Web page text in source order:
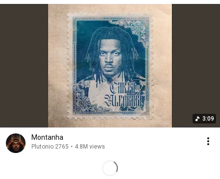
3:09
Montanha
Plutonio 2765 • 4.8M views